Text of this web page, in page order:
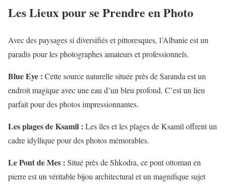
Les Lieux pour se Prendre en Photo
Avec des paysages si diversifiés et pittoresques, l’Albanie est un
paradis pour les photographes amateurs et professionnels.
Blue Eye : Cette source naturelle située près de Saranda est un
endroit magique avec une eau d’un bleu profond. C’est un lieu
parfait pour des photos impressionnantes.
Les plages de Ksamil : Les îles et les plages de Ksamil offrent un
cadre idyllique pour des photos mémorables.
Le Pont de Mes : Situé près de Shkodra, ce pont ottoman en
pierre est un véritable bijou architectural et un magnifique sujet